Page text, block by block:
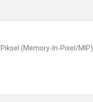
(Memory-In-Pixel/MIP)